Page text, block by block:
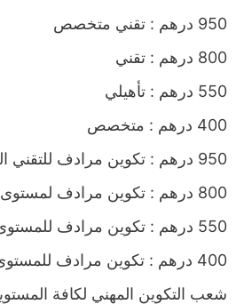
950 درهم : تقني متخصص
800 درهم : تقني
550 درهم : تأهيلي
400 درهم : متخصص
950 درهم : تكوين مرادف للتقني المتخصص
800 درهم : تكوين مرادف لمستوى تقني
550 درهم : تكوين مرادف للمستوى التأهيلي
400 درهم : تكوين مرادف للمستوى المتخصص
شعب التكوين المهني لكافة